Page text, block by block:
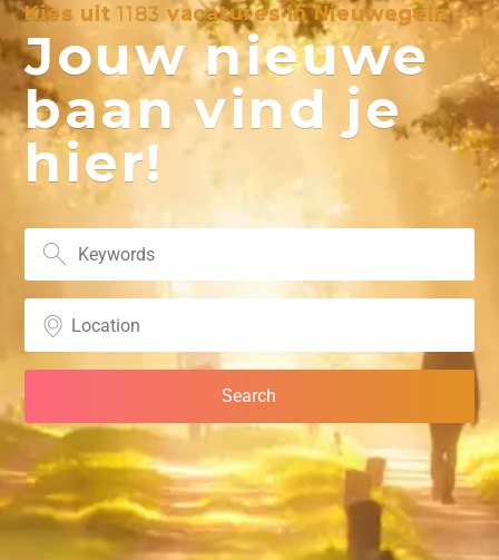
Kies uit1183 vacatures in Nieuwegein
Jouw nieuwe
baan vind je
hier!